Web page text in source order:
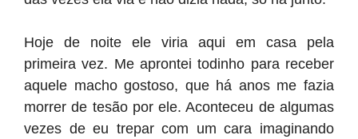
Hoje de noite ele viria aqui em casa pela
primeira vez. Me aprontei todinho para receber
aquele macho gostoso, que há anos me fazia
morrer de tesão por ele. Aconteceu de algumas
vezes de eu trepar com um cara imaginando